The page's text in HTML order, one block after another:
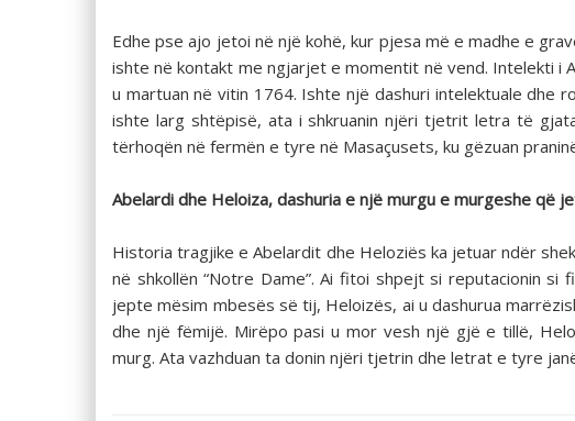
Edhe pse ajo jetoi në një kohë, kur pjesa më e madhe e
ishte në kontakt me ngjarjet e momentit në vend. Intelekti i
u martuan në vitin 1764. Ishte një dashuri intelektuale dhe
ishte larg shtëpisë, ata i shkruanin njëri tjetrit letra të
tërhoqën në fermën e tyre në Masaçusets, ku gëzuan
Abelardi dhe Heloiza, dashuria e një murgu e murgeshe që
Historia tragjike e Abelardit dhe Heloziës ka jetuar ndër
në shkollën “Notre Dame”. Ai fitoi shpejt si reputacionin si
jepte mësim mbesës së tij, Heloizës, ai u dashurua
dhe një fëmijë. Mirëpo pasi u mor vesh një gjë e tillë,
murg. Ata vazhduan ta donin njëri tjetrin dhe letrat e tyre